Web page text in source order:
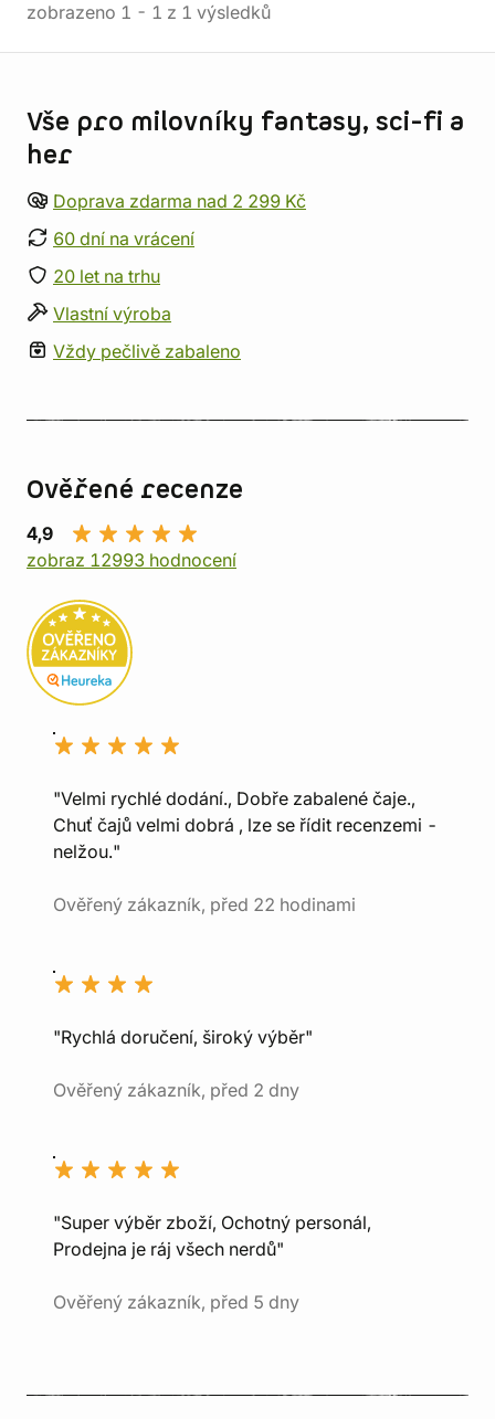
zobrazeno 1 - 1 z 1 výsledků
Vše pro milovníky fantasy, sci-fi a
her
Doprava zdarma nad 2 299 Kč
60 dní na vrácení
20 let na trhu
Vlastní výroba
Vždy pečlivě zabaleno
Ověřené recenze
4,9
zobraz 12993 hodnocení
"Velmi rychlé dodání., Dobře zabalené čaje.,
Chuť čajů velmi dobrá , lze se řídit recenzemi -
nelžou."
Ověřený zákazník, před 22 hodinami
"Rychlá doručení, široký výběr"
Ověřený zákazník, před 2 dny
"Super výběr zboží, Ochotný personál,
Prodejna je ráj všech nerdů"
Ověřený zákazník, před 5 dny